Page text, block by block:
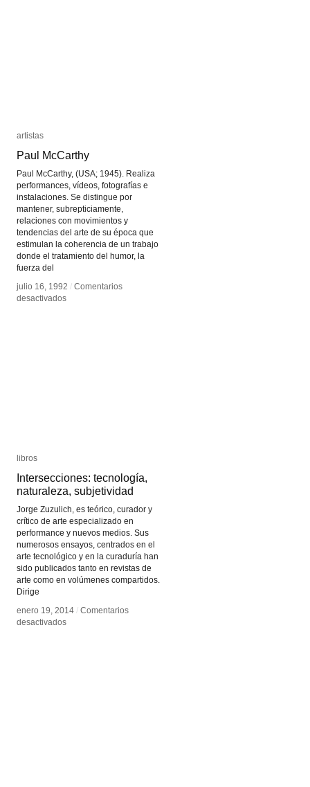
artistas
Paul McCarthy
Paul McCarthy, (USA; 1945). Realiza
performances, vídeos, fotografías e
instalaciones. Se distingue por
mantener, subrepticiamente,
relaciones con movimientos y
tendencias del arte de su época que
estimulan la coherencia de un trabajo
donde el tratamiento del humor, la
fuerza del
julio 16, 1992 / Comentarios
desactivadosen
artistas
Paul McCarthy
julio 16, 1992 / Comentarios
desactivadosen
libros
Intersecciones: tecnología,
naturaleza, subjetividad
Jorge Zuzulich, es teórico, curador y
crítico de arte especializado en
performance y nuevos medios. Sus
numerosos ensayos, centrados en el
arte tecnológico y en la curaduría han
sido publicados tanto en revistas de
arte como en volúmenes compartidos.
Dirige
enero 19, 2014 / Comentarios
desactivadosen
libros
Intersecciones: tecnología,
naturaleza, subjetividad
enero 19, 2014 / Comentarios
desactivadosen